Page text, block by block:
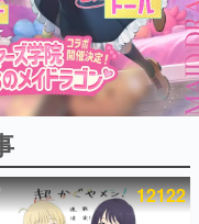
グ
12122